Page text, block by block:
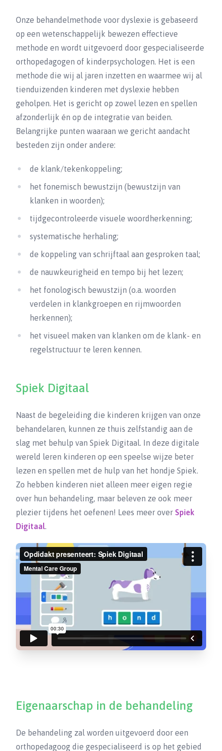
Onze behandelmethode voor dyslexie is gebaseerd
op een wetenschappelijk bewezen effectieve
methode en wordt uitgevoerd door gespecialiseerde
orthopedagogen of kinderpsychologen. Het is een
methode die wij al jaren inzetten en waarmee wij al
tienduizenden kinderen met dyslexie hebben
geholpen. Het is gericht op zowel lezen en spellen
afzonderlijk én op de integratie van beiden.
Belangrijke punten waaraan we gericht aandacht
besteden zijn onder andere:
de klank/tekenkoppeling;
het fonemisch bewustzijn (bewustzijn van
klanken in woorden);
tijdgecontroleerde visuele woordherkenning;
systematische herhaling;
de koppeling van schrijftaal aan gesproken taal;
de nauwkeurigheid en tempo bij het lezen;
het fonologisch bewustzijn (o.a. woorden
verdelen in klankgroepen en rijmwoorden
herkennen);
het visueel maken van klanken om de klank- en
regelstructuur te leren kennen.
Spiek Digitaal
Naast de begeleiding die kinderen krijgen van onze
behandelaren, kunnen ze thuis zelfstandig aan de
slag met behulp van Spiek Digitaal. In deze digitale
wereld leren kinderen op een speelse wijze beter
lezen en spellen met de hulp van het hondje Spiek.
Zo hebben kinderen niet alleen meer eigen regie
over hun behandeling, maar beleven ze ook meer
plezier tijdens het oefenen! Lees meer over Spiek
Digitaal.
Eigenaarschap in de behandeling
De behandeling zal worden uitgevoerd door een
orthopedagoog die gespecialiseerd is op het gebied